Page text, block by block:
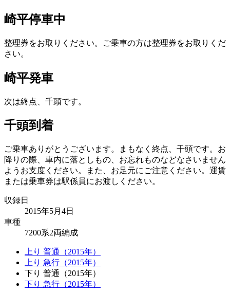
崎平停車中
整理券をお取りください。ご乗車の方は整理券をお取りくだ
さい。
崎平発車
次は終点、千頭です。
千頭到着
ご乗車ありがとうございます。まもなく終点、千頭です。お
降りの際、車内に落としもの、お忘れものなどなさいません
ようお支度ください。また、お足元にご注意ください。運賃
または乗車券は駅係員にお渡しください。
収録日
2015年5月4日
車種
7200系2両編成
上り 普通（2015年）
上り 急行（2015年）
下り 普通（2015年）
下り 急行（2015年）